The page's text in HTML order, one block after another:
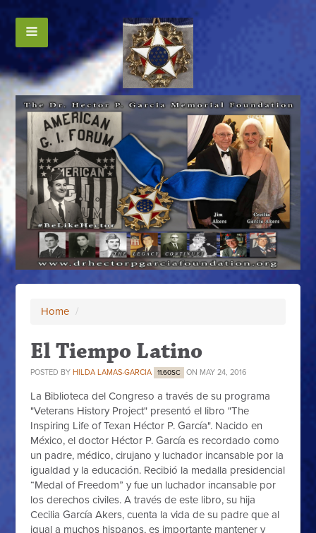
Home /
El Tiempo Latino
POSTED BY HILDA LAMAS-GARCIA 11.60SC ON MAY 24, 2016
La Biblioteca del Congreso a través de su programa
"Veterans History Project" presentó el libro "The
Inspiring Life of Texan Héctor P. García". Nacido en
México, el doctor Héctor P. García es recordado como
un padre, médico, cirujano y luchador incansable por la
igualdad y la educación. Recibió la medalla presidencial
“Medal of Freedom” y fue un luchador incansable por
los derechos civiles. A través de este libro, su hija
Cecilia García Akers, cuenta la vida de su padre que al
igual a muchos hispanos, es importante mantener y